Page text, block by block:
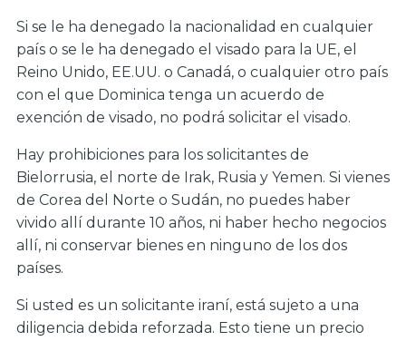
Si se le ha denegado la nacionalidad en cualquier
país o se le ha denegado el visado para la UE, el
Reino Unido, EE.UU. o Canadá, o cualquier otro país
con el que Dominica tenga un acuerdo de
exención de visado, no podrá solicitar el visado.
Hay prohibiciones para los solicitantes de
Bielorrusia, el norte de Irak, Rusia y Yemen. Si vienes
de Corea del Norte o Sudán, no puedes haber
vivido allí durante 10 años, ni haber hecho negocios
allí, ni conservar bienes en ninguno de los dos
países.
Si usted es un solicitante iraní, está sujeto a una
diligencia debida reforzada. Esto tiene un precio